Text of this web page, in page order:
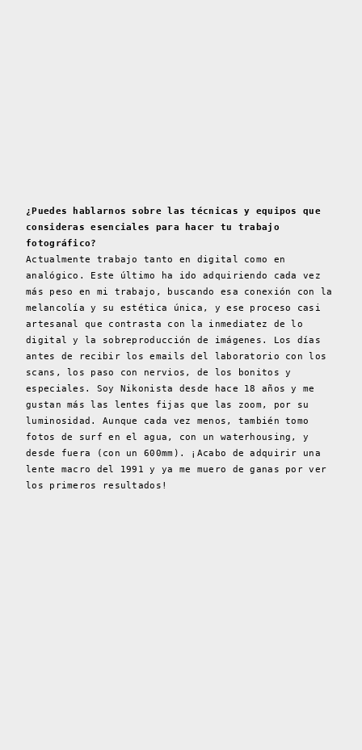
¿Puedes hablarnos sobre las técnicas y equipos que
consideras esenciales para hacer tu trabajo
fotográfico?
Actualmente trabajo tanto en digital como en
analógico. Este último ha ido adquiriendo cada vez
más peso en mi trabajo, buscando esa conexión con la
melancolía y su estética única, y ese proceso casi
artesanal que contrasta con la inmediatez de lo
digital y la sobreproducción de imágenes. Los días
antes de recibir los emails del laboratorio con los
scans, los paso con nervios, de los bonitos y
especiales. Soy Nikonista desde hace 18 años y me
gustan más las lentes fijas que las zoom, por su
luminosidad. Aunque cada vez menos, también tomo
fotos de surf en el agua, con un waterhousing, y
desde fuera (con un 600mm). ¡Acabo de adquirir una
lente macro del 1991 y ya me muero de ganas por ver
los primeros resultados!